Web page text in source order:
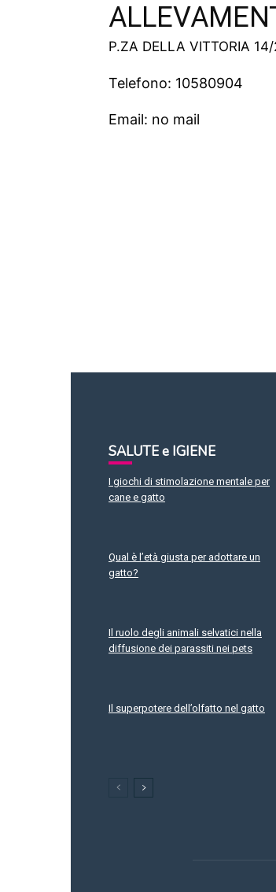
P.ZA DELLA VITTORIA
Telefono: 10580904
Email: no mail
SALUTE e IGIENE
I giochi di stimolazione mentale per
cane e gatto
Qual è l’età giusta per adottare un
gatto?
Il ruolo degli animali selvatici nella
diffusione dei parassiti nei pets
Il superpotere dell’olfatto nel gatto